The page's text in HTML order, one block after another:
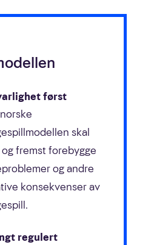
først
skal
fremst forebygge
og andre
konsekvenser av
regulert